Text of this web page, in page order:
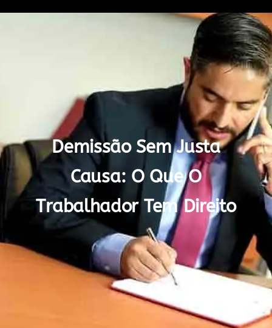
Demissão Sem Justa
Causa: O Que O
Trabalhador Tem Direito